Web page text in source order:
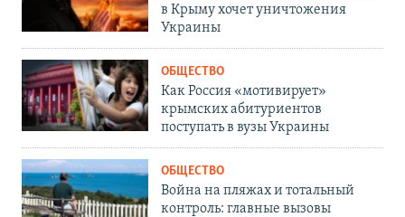
в Крыму хочет уничтожения
Украины
ОБЩЕСТВО
Как Россия «мотивирует»
крымских абитуриентов
поступать в вузы Украины
ОБЩЕСТВО
Война на пляжах и тотальный
контроль: главные вызовы